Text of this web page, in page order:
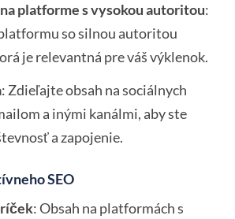
platforme s vysokou autoritou:
so silnou autoritou
je relevantná pre váš výklenok.
: Zdieľajte obsah na sociálnych
a inými kanálmi, aby ste
a zapojenie.
SEO
: Obsah na platformách s